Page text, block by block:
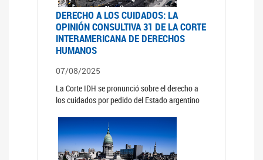
DERECHO A LOS CUIDADOS: LA
OPINIÓN CONSULTIVA 31 DE LA CORTE
INTERAMERICANA DE DERECHOS
HUMANOS
07/08/2025
La Corte IDH se pronunció sobre el derecho a
los cuidados por pedido del Estado argentino